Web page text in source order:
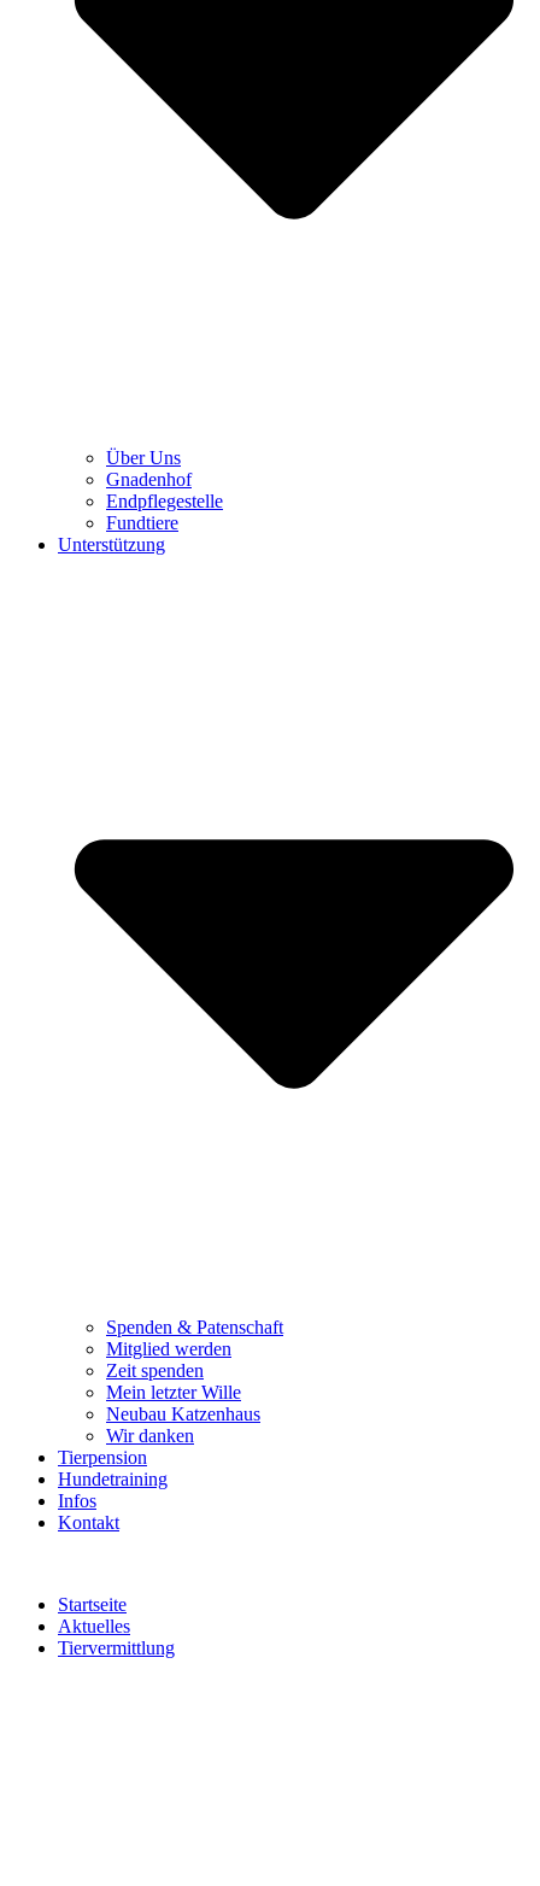
Über Uns
Gnadenhof
Endpflegestelle
Fundtiere
Unterstützung
Spenden & Patenschaft
Mitglied werden
Zeit spenden
Mein letzter Wille
Neubau Katzenhaus
Wir danken
Tierpension
Hundetraining
Infos
Kontakt
Startseite
Aktuelles
Tiervermittlung